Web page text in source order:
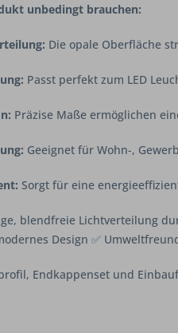
unbedingt brauchen:
Die opale Oberfläche
Passt perfekt zum LED
Präzise Maße ermöglichen
Geeignet für Wohn-,
Sorgt für eine
blendfreie Lichtverteilung
Design ✅
Endkappenset und